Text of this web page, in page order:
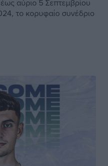
αύριο 5 Σεπτεμβρίου
το κορυφαίο συνέδριο